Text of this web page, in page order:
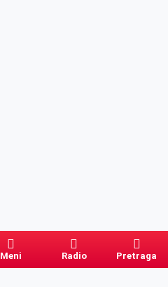
Meni Radio Pretraga